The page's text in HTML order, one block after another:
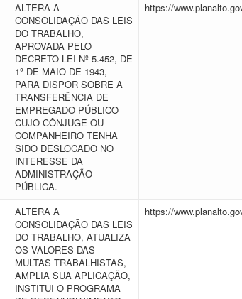
ALTERA A
CONSOLIDAÇÃO DAS LEIS
DO TRABALHO,
APROVADA PELO
DECRETO-LEI Nº 5.452, DE
1º DE MAIO DE 1943,
PARA DISPOR SOBRE A
TRANSFERÊNCIA DE
EMPREGADO PÚBLICO
CUJO CÔNJUGE OU
COMPANHEIRO TENHA
SIDO DESLOCADO NO
INTERESSE DA
ADMINISTRAÇÃO
PÚBLICA.
https://
ALTERA A
CONSOLIDAÇÃO DAS LEIS
DO TRABALHO, ATUALIZA
OS VALORES DAS
MULTAS TRABALHISTAS,
AMPLIA SUA APLICAÇÃO,
INSTITUI O PROGRAMA
https://